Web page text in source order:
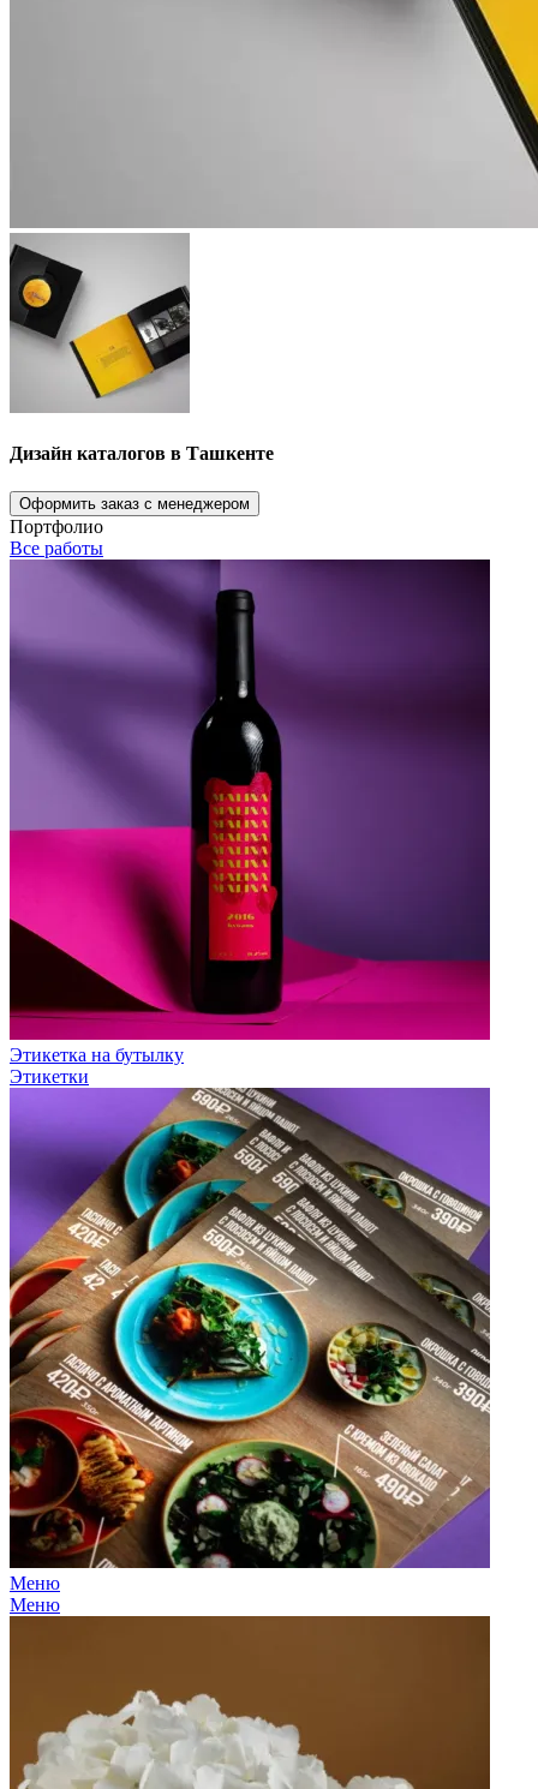
Дизайн каталогов в Ташкенте
Оформить заказ с менеджером
Портфолио
Все работы
Этикетка на бутылку
Этикетки
Меню
Меню